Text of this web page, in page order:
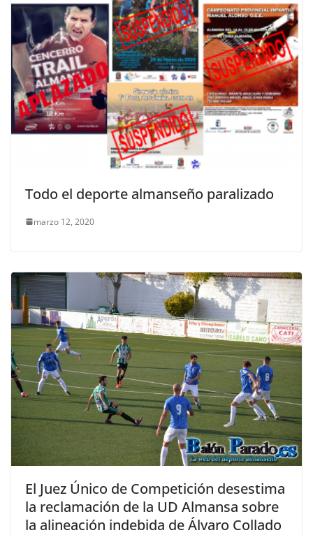
Todo el deporte almanseño paralizado
marzo 12, 2020
El Juez Único de Competición desestima
la reclamación de la UD Almansa sobre
la alineación indebida de Álvaro Collado